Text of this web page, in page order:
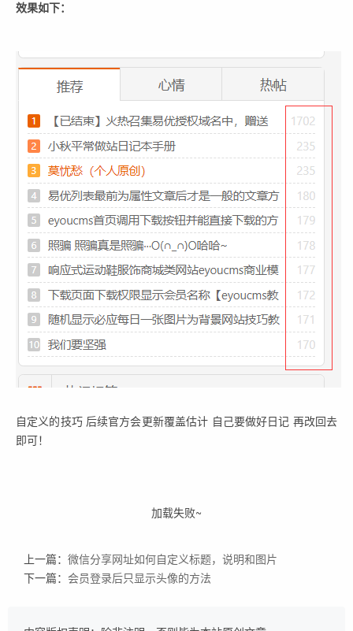
效果如下：
自定义的技巧 后续官方会更新覆盖估计 自己要做好日记 再改回去
即可！
加载失败~
上一篇： 微信分享网址如何自定义标题，说明和图片
下一篇： 会员登录后只显示头像的方法